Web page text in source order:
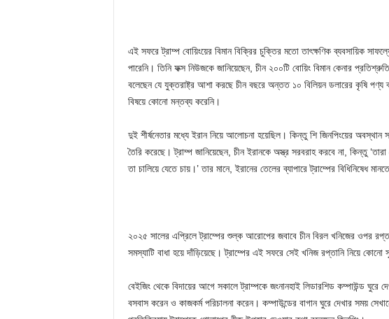
এই সফরে ট্রাম্প বোয়িংয়ের বিমান বিক্রির চুক্তির মতো তাৎক্ষণিক ব্যবসায়িক
পারেনি। তিনি ফক্স নিউজকে জানিয়েছেন, চীন ২০০টি বোয়িং বিমান কেনার
বলেছেন যে যুক্তরাষ্ট্র আশা করছে চীন বছরে অন্তত ১০ বিলিয়ন ডলারের কৃষি পণ্য
বিষয়ে কোনো মন্তব্য করেনি।
দুই শীর্ষনেতার মধ্যে ইরান নিয়ে আলোচনা হয়েছিল। কিন্তু শি জিনপিংয়ের
তৈরি করেছে। ট্রাম্প জানিয়েছেন, চীন ইরানকে অস্ত্র সরবরাহ করবে না, কিন্তু
তা চালিয়ে যেতে চায়।’ তার মানে, ইরানের তেলের ব্যাপারে ট্রাম্পের বিধিনিষেধ
২০২৫ সালের এপ্রিলে ট্রাম্পের শুল্ক আরোপের জবাবে চীন বিরল খনিজের ওপর
সমস্যাটি বাধা হয়ে দাঁড়িয়েছে। ট্রাম্পের এই সফরে সেই খনিজ রপ্তানি নিয়ে কোনো
বেইজিং থেকে বিদায়ের আগে সকালে ট্রাম্পকে জংনানহাই লিডারশিড কম্পাউন্ড ঘুরে
বসবাস করেন ও কাজকর্ম পরিচালনা করেন। কম্পাউন্ডের বাগান ঘুরে দেখার সময়